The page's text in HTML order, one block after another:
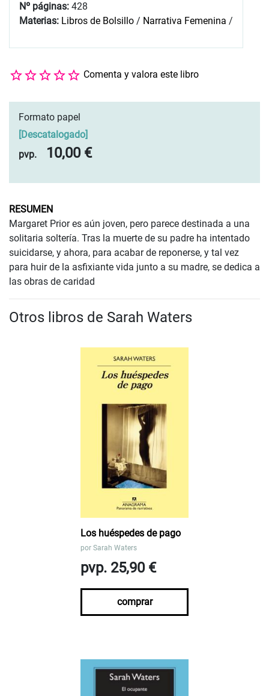
Nº páginas: 428
Materias: Libros de Bolsillo / Narrativa Femenina /
Comenta y valora este libro
Formato papel
Descatalogado]
pvp.
10,00 €
RESUMEN
Margaret Prior es aún joven, pero parece destinada a una
solitaria soltería. Tras la muerte de su padre ha intentado
suicidarse, y ahora, para acabar de reponerse, y tal vez
para huir de la asfixiante vida junto a su madre, se dedica a
las obras de caridad
Otros libros de Sarah Waters
Los huéspedes de pago
por Sarah Waters
pvp. 25,90 €
comprar